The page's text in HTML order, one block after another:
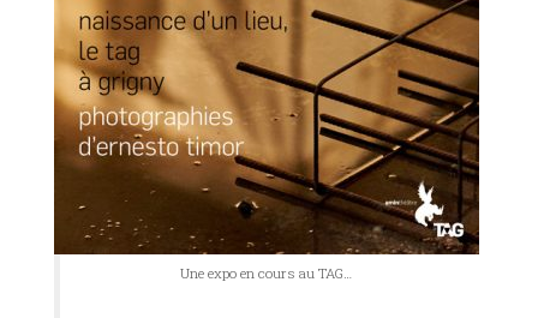
Une expo en cours au TAG…